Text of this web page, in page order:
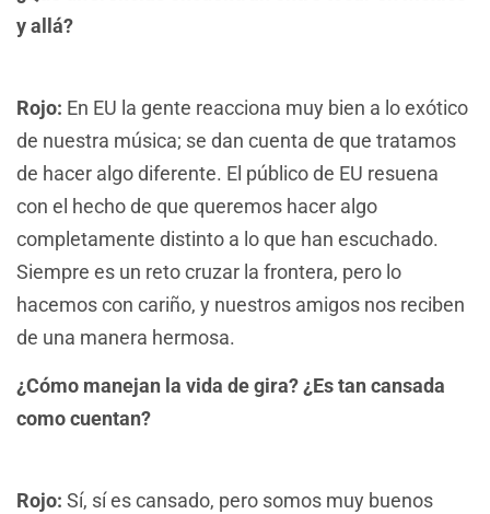
y allá?
Rojo: En EU la gente reacciona muy bien a lo exótico
de nuestra música; se dan cuenta de que tratamos
de hacer algo diferente. El público de EU resuena
con el hecho de que queremos hacer algo
completamente distinto a lo que han escuchado.
Siempre es un reto cruzar la frontera, pero lo
hacemos con cariño, y nuestros amigos nos reciben
de una manera hermosa.
¿Cómo manejan la vida de gira? ¿Es tan cansada
como cuentan?
Rojo: Sí, sí es cansado, pero somos muy buenos